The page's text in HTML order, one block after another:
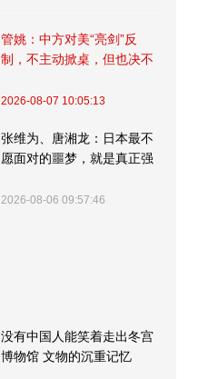
管姚：中方对美“亮剑”反
制，不主动掀桌，但也决不
2026-08-07 10:05:13
张维为、唐湘龙：日本最不
愿面对的噩梦，就是真正强
2026-08-06 09:57:46
没有中国人能笑着走出冬宫
博物馆 文物的沉重记忆